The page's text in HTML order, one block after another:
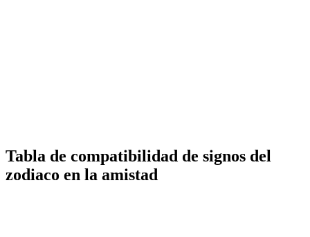
Tabla de compatibilidad de signos del
zodiaco en la amistad